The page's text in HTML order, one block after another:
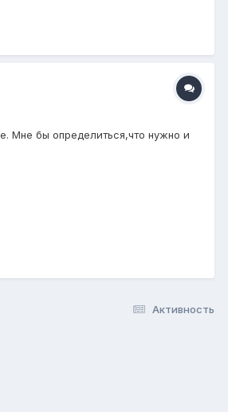
Мне бы определиться,что нужно и
Активность